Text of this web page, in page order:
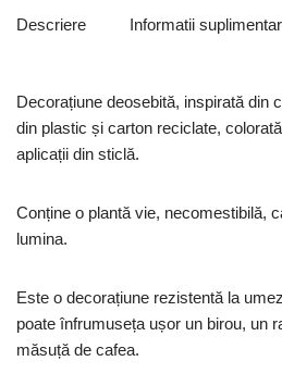
Descriere Informatii
Decorațiune deosebită, inspirată din
din plastic și carton reciclate,
aplicații din sticlă.
Conține o plantă vie, necomestibilă,
lumina.
Este o decorațiune rezistentă la
poate înfrumuseța ușor un birou, un
măsuță de cafea.